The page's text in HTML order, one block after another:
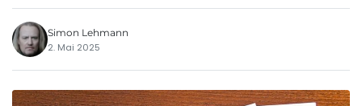
Simon Lehmann
2. Mai 2025